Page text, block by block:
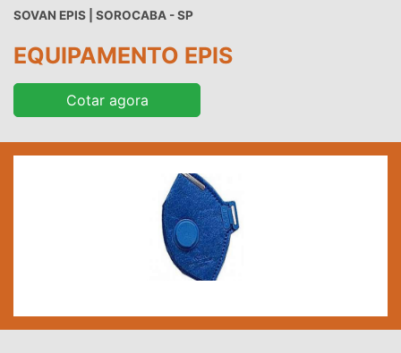
SOVAN EPIS | SOROCABA - SP
EQUIPAMENTO EPIS
Cotar agora